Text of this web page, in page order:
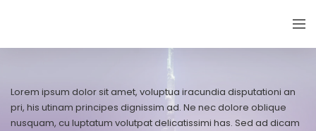
Lorem ipsum dolor sit amet, voluptua iracundia disputationi an
pri, his utinam principes dignissim ad. Ne nec dolore oblique
nusquam, cu luptatum volutpat delicatissimi has. Sed ad dicam